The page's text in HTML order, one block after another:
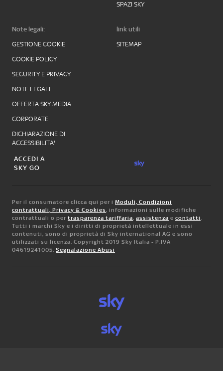
SPAZI SKY
Note legali:
GESTIONE COOKIE
COOKIE POLICY
SECURITY E PRIVACY
NOTE LEGALI
OFFERTA SKY MEDIA
CORPORATE
DICHIARAZIONE DI
ACCESSIBILITA'
link utili
SITEMAP
ACCEDI A
SKY GO
Per il consumatore clicca qui per i Moduli, Condizioni
contrattuali, Privacy & Cookies, informazioni sulle modifiche
contrattuali o per trasparenza tariffaria, assistenza e contatti.
Tutti i marchi Sky e i diritti di proprietà intellettuale in essi
contenuti, sono di proprietà di Sky international AG e sono
utilizzati su licenza. Copyright 2019 Sky Italia - P.IVA
04619241005. Segnalazione Abusi